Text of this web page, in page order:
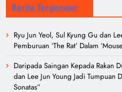
Berita Tergempar
Ryu Jun Yeol, Sul Kyung Gu dan
Pemburuan ‘The Rat’ Dalam
Daripada Saingan Kepada Rakan
dan Lee Jun Young Jadi Tumpuan
Sonatas”